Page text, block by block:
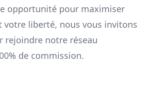
opportunité pour maximiser
votre liberté, nous vous invitons
rejoindre notre réseau
de commission.